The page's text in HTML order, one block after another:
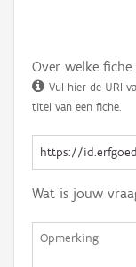
Over welke
Vul hier de URI
titel van een fiche.
Wat is jouw